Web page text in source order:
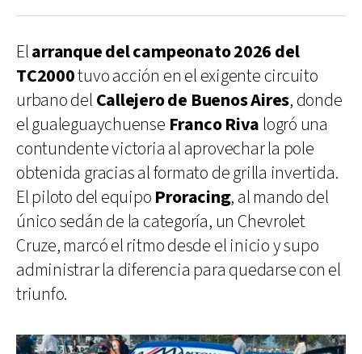
Elarranque del campeonato 2026 del
TC2000tuvo acción en el exigente circuito
urbano del Callejero de Buenos Aires, donde
el gualeguaychuense Franco Riva logró una
contundente victoria al aprovechar la pole
obtenida gracias al formato de grilla invertida.
El piloto del equipo Proracing, al mando del
único sedán de la categoría, un Chevrolet
Cruze, marcó el ritmo desde el inicio y supo
administrar la diferencia para quedarse con el
triunfo.